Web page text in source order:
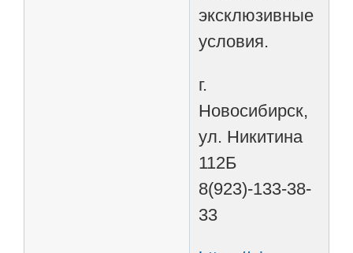
эксклюзивные
условия.
г.
Новосибирск,
ул. Никитина
112Б
8(923)-133-38-
33